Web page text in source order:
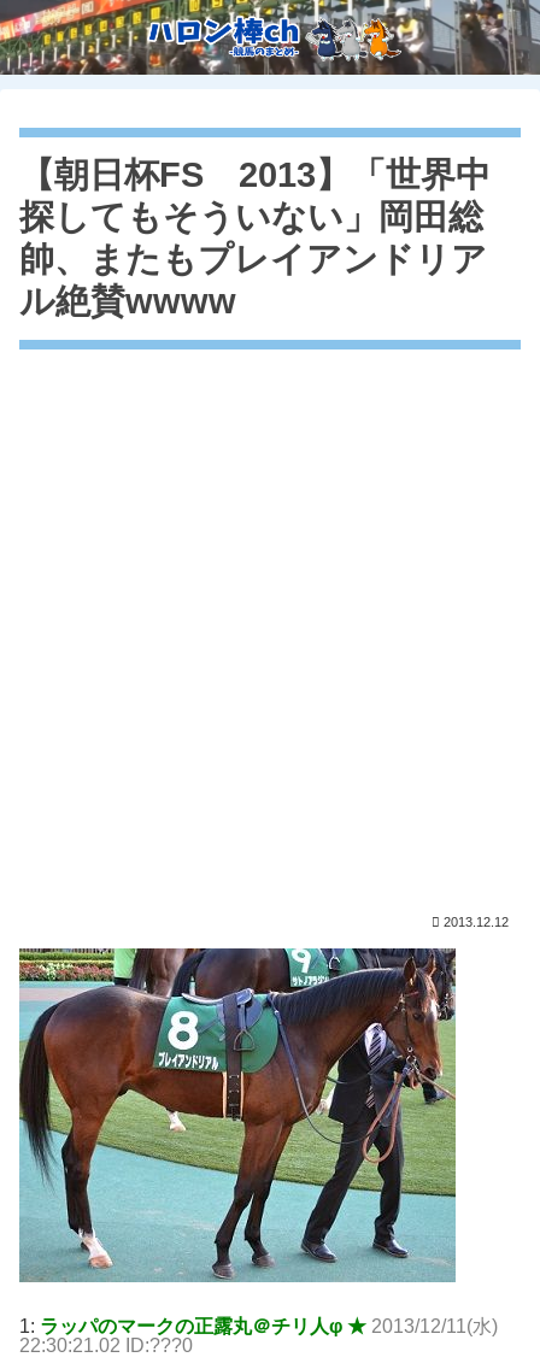
【朝日杯FS 2013】「世界中
探してもそういない」岡田総
帥、またもプレイアンドリア
ル絶賛wwww
2013.12.12
1: ラッパのマークの正露丸＠チリ人φ ★ 2013/12/11(水)
22:30:21.02 ID:???0